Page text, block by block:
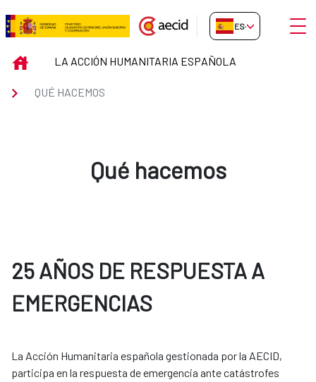
Saltar al contenido principal
Qué hacemos
ES-ES Abrir
INICIOLA ACCIÓN HUMANITARIA ESPAÑOLA
QUÉ HACEMOS
Qué hacemos
25 AÑOS DE RESPUESTA A
EMERGENCIAS
La Acción Humanitaria española gestionada por la AECID,
participa en la respuesta de emergencia ante catástrofes